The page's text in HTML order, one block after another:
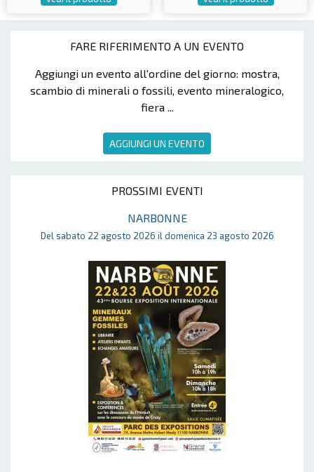
FARE RIFERIMENTO A UN EVENTO
Aggiungi un evento all'ordine del giorno: mostra,
scambio di minerali o fossili, evento mineralogico,
fiera ...
AGGIUNGI UN EVENTO
PROSSIMI EVENTI
NARBONNE
Del sabato 22 agosto 2026 il domenica 23 agosto 2026